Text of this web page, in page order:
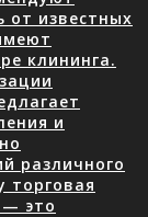
от известных
клининга.
и
различного
торговая
— это